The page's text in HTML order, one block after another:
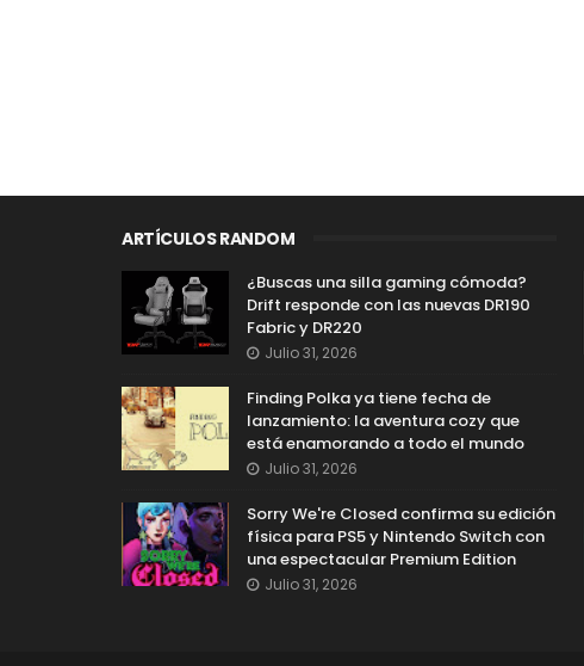
ARTÍCULOS RANDOM
¿Buscas una silla gaming cómoda?
Drift responde con las nuevas DR190
Fabric y DR220
Julio 31, 2026
Finding Polka ya tiene fecha de
lanzamiento: la aventura cozy que
está enamorando a todo el mundo
Julio 31, 2026
Sorry We're Closed confirma su edición
física para PS5 y Nintendo Switch con
una espectacular Premium Edition
Julio 31, 2026